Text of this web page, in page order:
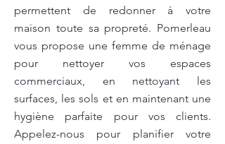
permettent de redonner à votre
maison toute sa propreté. Pomerleau
vous propose une femme de ménage
pour nettoyer vos espaces
commerciaux, en nettoyant les
surfaces, les sols et en maintenant une
hygiène parfaite pour vos clients.
Appelez-nous pour planifier votre